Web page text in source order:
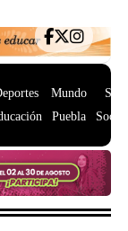
Mundo
Puebla